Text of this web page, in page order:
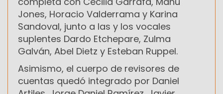
Jones, Horacio Valderrama y Karina
Sandoval, junto a las y los vocales
suplentes Dardo Etchepare, Zulma
Galván, Abel Dietz y Esteban Ruppel.
Asimismo, el cuerpo de revisores de
cuentas quedó integrado por Daniel